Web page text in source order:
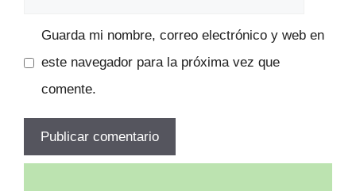
Guarda mi nombre, correo electrónico y web en
este navegador para la próxima vez que
comente.